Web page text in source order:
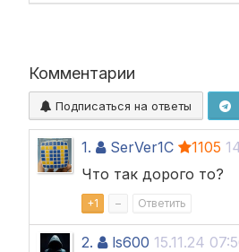
Комментарии
Подписаться на ответы
1. SerVer1C 1105
Что так дорого то?
+1 – Ответить
2. ls600 15.11.24